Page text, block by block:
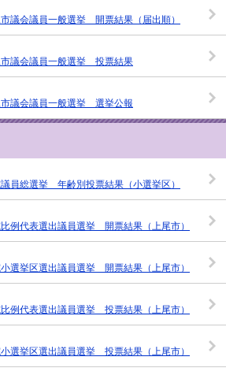
議会議員一般選挙 開票結果（届出順）
議会議員一般選挙 投票結果
議会議員一般選挙 選挙公報
員総選挙 年齢別投票結果（小選挙区）
例代表選出議員選挙 開票結果（上尾市）
選挙区選出議員選挙 開票結果（上尾市）
例代表選出議員選挙 投票結果（上尾市）
選挙区選出議員選挙 投票結果（上尾市）